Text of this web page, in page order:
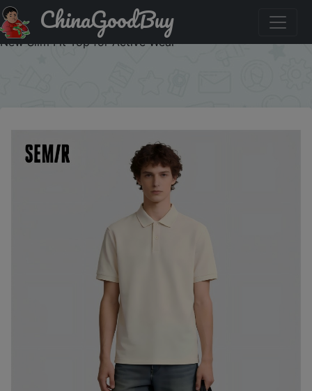
Код на скидку :AEUA2 Semir Polo Shirt Men Moisture
Wicking Solid Color Short Sleeve T-Shirt 2025 Summer
New Slim Fit Top for Active Wear
ChinaGoodBuy